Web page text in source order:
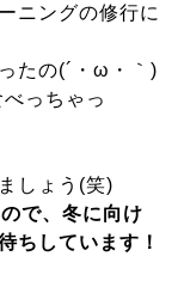
ニングの修行に
たの(´・ω・｀)
っちゃっ
しょう(笑)
で、冬に向け
ちしています！